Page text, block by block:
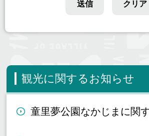
観光に関するお知らせ
童里夢公園なかじまに関